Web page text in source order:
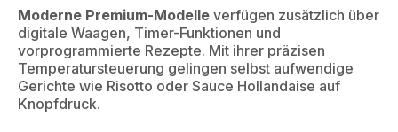
Moderne Premium-Modelle verfügen zusätzlich über
digitale Waagen, Timer-Funktionen und
vorprogrammierte Rezepte. Mit ihrer präzisen
Temperatursteuerung gelingen selbst aufwendige
Gerichte wie Risotto oder Sauce Hollandaise auf
Knopfdruck.